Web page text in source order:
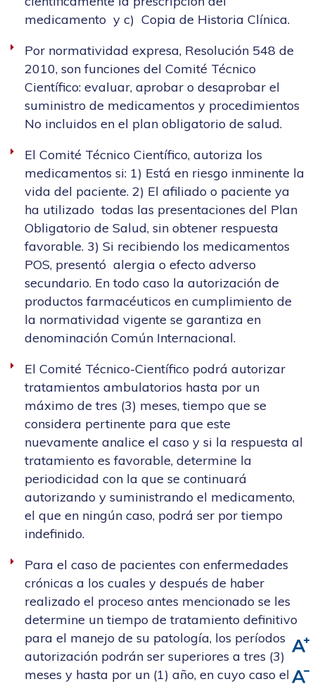
medicamento y c) Copia de Historia Clínica.
Por normatividad expresa, Resolución 548 de
2010, son funciones del Comité Técnico
Científico: evaluar, aprobar o desaprobar el
suministro de medicamentos y procedimientos
No incluidos en el plan obligatorio de salud.
El Comité Técnico Científico, autoriza los
medicamentos si: 1) Está en riesgo inminente la
vida del paciente. 2) El afiliado o paciente ya
ha utilizado todas las presentaciones del Plan
Obligatorio de Salud, sin obtener respuesta
favorable. 3) Si recibiendo los medicamentos
POS, presentó alergia o efecto adverso
secundario. En todo caso la autorización de
productos farmacéuticos en cumplimiento de
la normatividad vigente se garantiza en
denominación Común Internacional.
El Comité Técnico-Científico podrá autorizar
tratamientos ambulatorios hasta por un
máximo de tres (3) meses, tiempo que se
considera pertinente para que este
nuevamente analice el caso y si la respuesta al
tratamiento es favorable, determine la
periodicidad con la que se continuará
autorizando y suministrando el medicamento,
el que en ningún caso, podrá ser por tiempo
indefinido.
Para el caso de pacientes con enfermedades
crónicas a los cuales y después de haber
realizado el proceso antes mencionado se les
determine un tiempo de tratamiento definitivo
para el manejo de su patología, los períodos de
autorización podrán ser superiores a tres (3)
meses y hasta por un (1) año, en cuyo caso el